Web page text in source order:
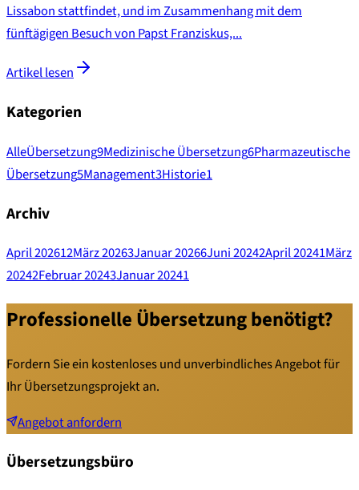
Lissabon stattfindet, und im Zusammenhang mit dem
fünftägigen Besuch von Papst Franziskus,...
Artikel lesen
Kategorien
AlleÜbersetzung9Medizinische Übersetzung6Pharmazeutische
Übersetzung5Management3Historie1
Archiv
April 202612März 20263Januar 20266Juni 20242April 20241März
20242Februar 20243Januar 20241
Professionelle Übersetzung benötigt?
Fordern Sie ein kostenloses und unverbindliches Angebot für
Ihr Übersetzungsprojekt an.
Angebot anfordern
Übersetzungsbüro